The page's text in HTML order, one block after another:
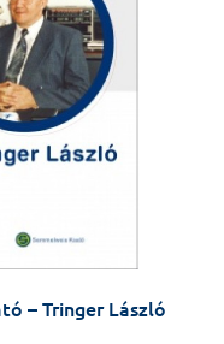
– Tringer László